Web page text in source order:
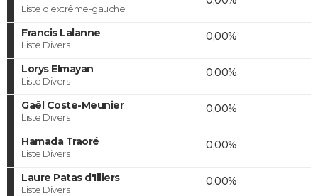
Liste d'extrême-gauche
Francis Lalanne
Liste Divers
0,00%
Lorys Elmayan
Liste Divers
0,00%
Gaël Coste-Meunier
Liste Divers
0,00%
Hamada Traoré
Liste Divers
0,00%
Laure Patas d'Illiers
Liste Divers
0,00%